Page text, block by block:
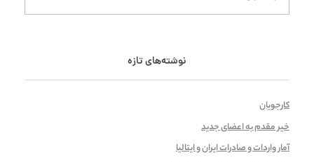
نوشته‌های تازه
کارجویان
خیر مقدم به اعضای جدید
آمار واردات و صادرات ایران و ایتالیا